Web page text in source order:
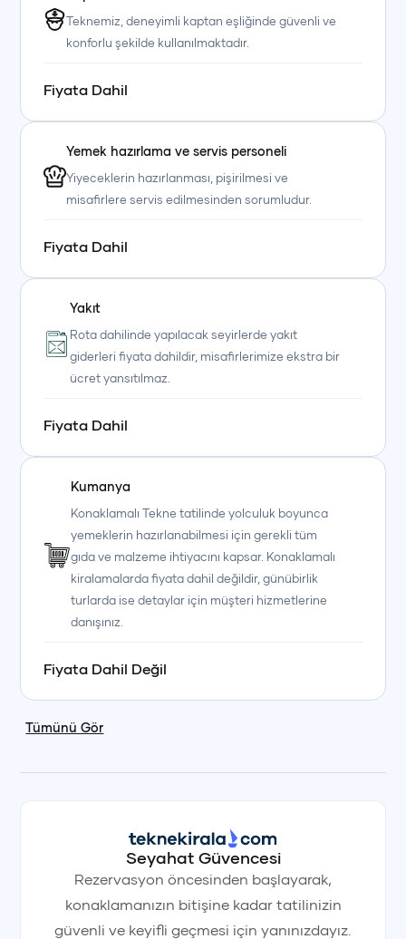
+90 (850) 242 50 50
+90 (850) 242 50 50
Teknemiz, deneyimli kaptan eşliğinde güvenli ve
konforlu şekilde kullanılmaktadır.
Fiyata Dahil
Yemek hazırlama ve servis personeli
Yiyeceklerin hazırlanması, pişirilmesi ve
misafirlere servis edilmesinden sorumludur.
Fiyata Dahil
Yakıt
Rota dahilinde yapılacak seyirlerde yakıt
giderleri fiyata dahildir, misafirlerimize ekstra bir
ücret yansıtılmaz.
Fiyata Dahil
Kumanya
Konaklamalı Tekne tatilinde yolculuk boyunca
yemeklerin hazırlanabilmesi için gerekli tüm
gıda ve malzeme ihtiyacını kapsar. Konaklamalı
kiralamalarda fiyata dahil değildir, günübirlik
turlarda ise detaylar için müşteri hizmetlerine
danışınız.
Fiyata Dahil Değil
Tümünü Gör
Seyahat Güvencesi
Rezervasyon öncesinden başlayarak,
konaklamanızın bitişine kadar tatilinizin
güvenli ve keyifli geçmesi için yanınızdayız.
+90 (850) 242 50 50